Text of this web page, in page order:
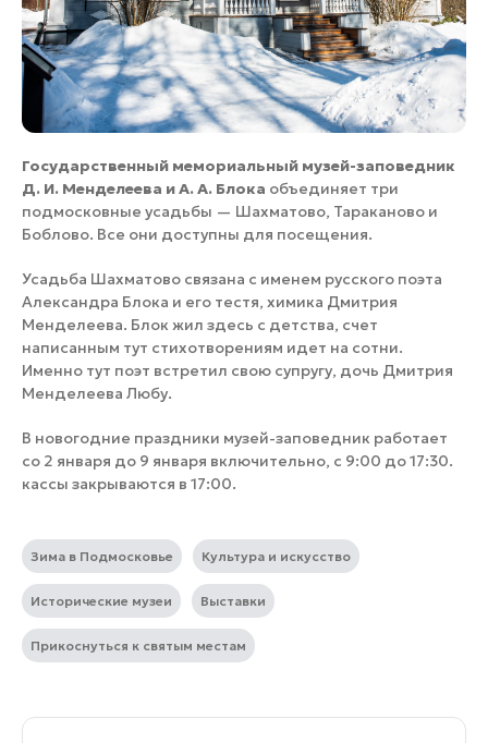
Государственный мемориальный музей-заповедник
Д. И. Менделеева и А. А. Блока объединяет три
подмосковные усадьбы — Шахматово, Тараканово и
Боблово. Все они доступны для посещения.
Усадьба Шахматово связана с именем русского поэта
Александра Блока и его тестя, химика Дмитрия
Менделеева. Блок жил здесь с детства, счет
написанным тут стихотворениям идет на сотни.
Именно тут поэт встретил свою супругу, дочь Дмитрия
Менделеева Любу.
В новогодние праздники музей-заповедник работает
со 2 января до 9 января включительно, с 9:00 до 17:30.
кассы закрываются в 17:00.
Зима в Подмосковье Культура и искусство
Исторические музеи Выставки
Прикоснуться к святым местам